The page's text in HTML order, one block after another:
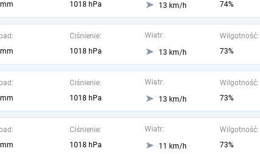
1018 hPa
13 km/h
74%
Ciśnienie:
1018 hPa
Wiatr:
13 km/h
Wilgotność:
73%
Ciśnienie:
1018 hPa
Wiatr:
13 km/h
Wilgotność:
73%
Ciśnienie:
1018 hPa
Wiatr:
11 km/h
Wilgotność:
73%